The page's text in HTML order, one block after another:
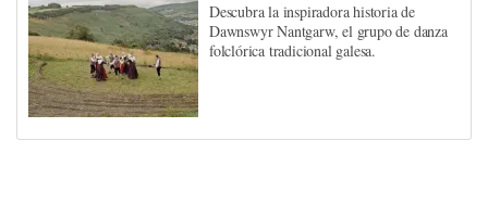
Descubra la inspiradora historia de
Dawnswyr Nantgarw, el grupo de danza
folclórica tradicional galesa.